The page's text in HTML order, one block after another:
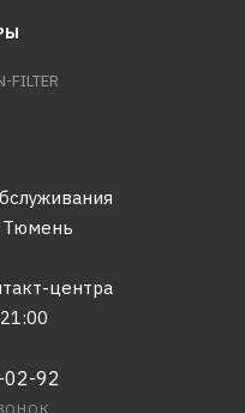
FILTER
Тюмень
центра
92